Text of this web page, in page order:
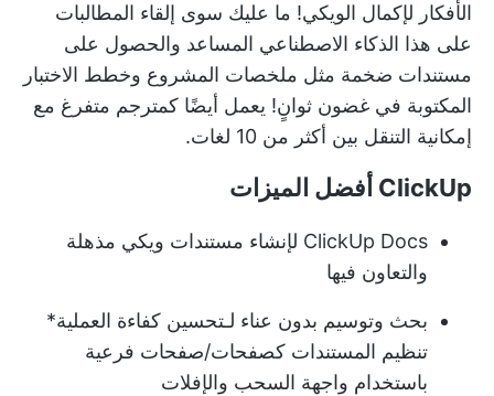
الأفكار لإكمال الويكي! ما عليك سوى إلقاء المطالبات
على هذا الذكاء الاصطناعي المساعد والحصول على
مستندات ضخمة مثل ملخصات المشروع وخطط الاختبار
المكتوبة في غضون ثوانٍ! يعمل أيضًا كمترجم متفرغ مع
إمكانية التنقل بين أكثر من 10 لغات.
ClickUp أفضل الميزات
ClickUp Docs لإنشاء مستندات ويكي مذهلة
والتعاون فيها
بحث وتوسيم بدون عناء لـتحسين كفاءة العملية*
تنظيم المستندات كصفحات/صفحات فرعية
باستخدام واجهة السحب والإفلات